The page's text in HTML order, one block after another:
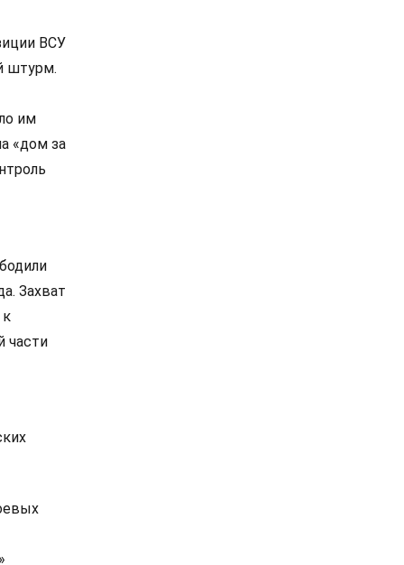
ВСУ
штурм.
им
«дом за
Захват
части